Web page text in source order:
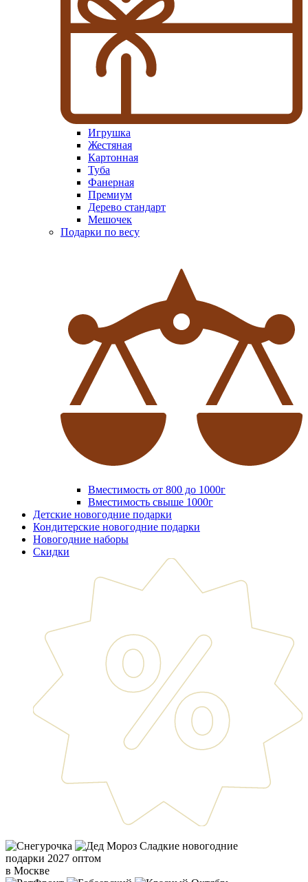
Игрушка
Жестяная
Картонная
Туба
Фанерная
Премиум
Дерево стандарт
Мешочек
Подарки по весу
Вместимость от 800 до 1000г
Вместимость свыше 1000г
Детские новогодние подарки
Кондитерские новогодние подарки
Новогодние наборы
Скидки
Сладкие новогодние
подарки 2027 оптом
в Москве